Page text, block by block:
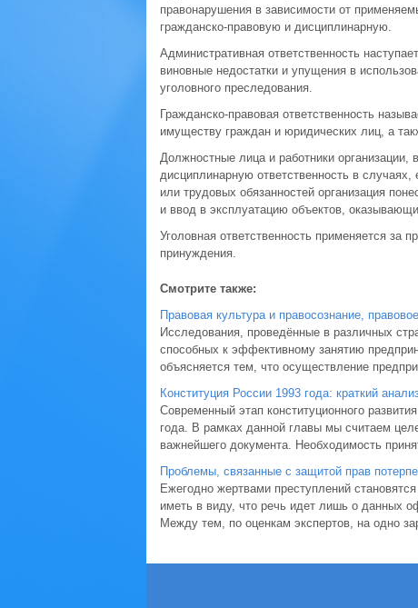
правонарушения в зависимости от
гражданско-правовую и дисциплинарную.
Административная ответственность
виновные недостатки и упущения в
уголовного преследования.
Гражданско-правовая ответственность
имуществу граждан и юридических лиц, а
Должностные лица и работники
дисциплинарную ответственность в
или трудовых обязанностей организация
и ввод в эксплуатацию объектов,
Уголовная ответственность применяется за
принуждения.
Смотрите также:
Правовая культура и правосознание,
Исследования, проведённые в различных
способных к эффективному занятию
объясняется тем, что осуществление
Конституция России 1993 года: краткий
Современный этап конституционного
года. В рамках данной главы мы считаем
важнейшего документа. Необходимость
Проблемы, связанные с защитой прав
Ежегодно жертвами преступлений
иметь в виду, что речь идет лишь о данных
Между тем, по оценкам экспертов, на одно